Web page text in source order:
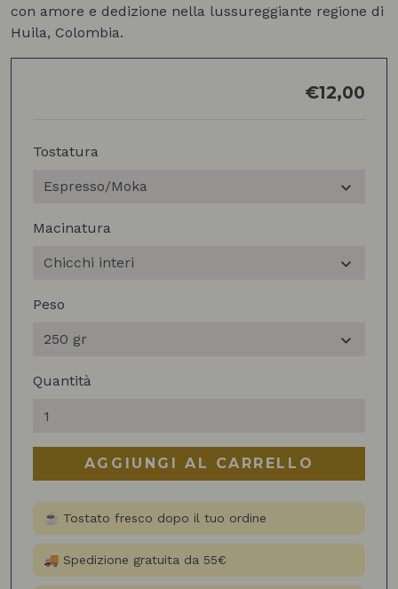
con amore e dedizione nella lussureggiante regione di
Huila, Colombia.
€12,00
Tostatura
Macinatura
Peso
Quantità
Colombia
AGGIUNGI AL CARRELLO
☕ Tostato fresco dopo il tuo ordine
🚚 Spedizione gratuita da 55€